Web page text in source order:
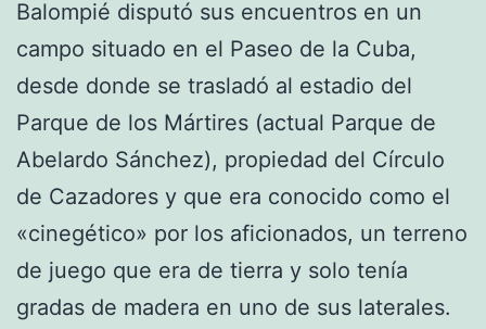
Balompié disputó sus encuentros en un
campo situado en el Paseo de la Cuba,
desde donde se trasladó al estadio del
Parque de los Mártires (actual Parque de
Abelardo Sánchez), propiedad del Círculo
de Cazadores y que era conocido como el
«cinegético» por los aficionados, un terreno
de juego que era de tierra y solo tenía
gradas de madera en uno de sus laterales.